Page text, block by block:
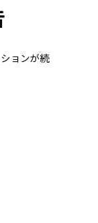
ョンが続